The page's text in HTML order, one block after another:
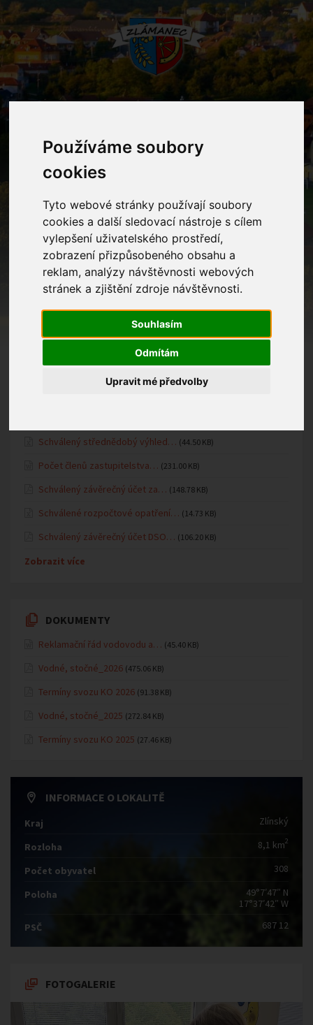
Používáme soubory
cookies
Tyto webové stránky používají soubory
cookies a další sledovací nástroje s cílem
vylepšení uživatelského prostředí,
zobrazení přizpůsobeného obsahu a
reklam, analýzy návštěvnosti webových
stránek a zjištění zdroje návštěvnosti.
Souhlasím
Odmítám
Upravit mé předvolby
Mateřská škola
Home Mateřská škola
Kontakty
Ostatní informace
Fotogalerie MŠ
Oznámení MŠ
Schválený střednědobý výhled… (44.50 KB)
Počet členů zastupitelstva… (231.00 KB)
Schválený závěrečný účet za… (148.78 KB)
Schválené rozpočtové opatření… (14.73 KB)
Schválený závěrečný účet DSO… (106.20 KB)
Zobrazit více
DOKUMENTY
Reklamační řád vodovodu a… (45.40 KB)
Vodné, stočné_2026 (475.06 KB)
Termíny svozu KO 2026 (91.38 KB)
Vodné, stočné_2025 (272.84 KB)
Termíny svozu KO 2025 (27.46 KB)
INFORMACE O LOKALITĚ
Kraj Zlínský
Rozloha 8,1 km2
Počet obyvatel 308
Poloha
49°7′47″ N
17°37′42″ W
PSČ
687 12
FOTOGALERIE